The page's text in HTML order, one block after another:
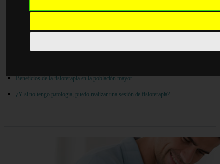
movilidad
Beneficios de la fisioterapia en la población mayor
¿Y si no tengo patología, puedo realizar una sesión de fisioterapia?